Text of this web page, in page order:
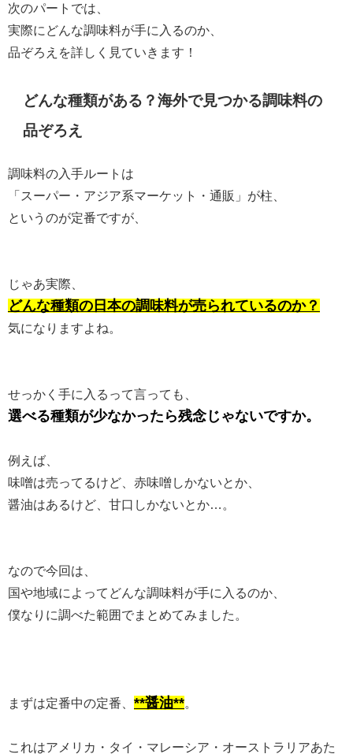
次のパートでは、
実際にどんな調味料が手に入るのか、
品ぞろえを詳しく見ていきます！
どんな種類がある？海外で見つかる調味料の
品ぞろえ
調味料の入手ルートは
「スーパー・アジア系マーケット・通販」が柱、
というのが定番ですが、
じゃあ実際、
どんな種類の日本の調味料が売られているのか？
気になりますよね。
せっかく手に入るって言っても、
選べる種類が少なかったら残念じゃないですか。
例えば、
味噌は売ってるけど、赤味噌しかないとか、
醤油はあるけど、甘口しかないとか…。
なので今回は、
国や地域によってどんな調味料が手に入るのか、
僕なりに調べた範囲でまとめてみました。
まずは定番中の定番、 **醤油**
これはアメリカ・タイ・マレーシア・オーストラリアあた